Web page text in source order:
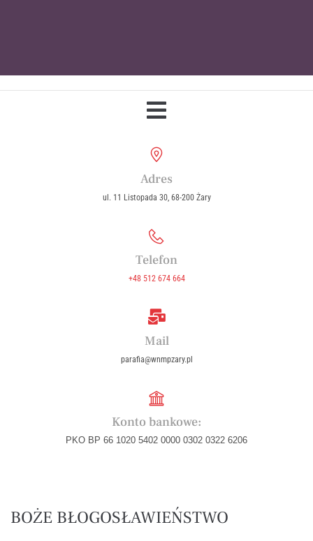
Adres
ul. 11 Listopada 30, 68-200 Żary
Telefon
+48 512 674 664
Mail
parafia@wnmpzary.pl
Konto bankowe:
PKO BP 66 1020 5402 0000 0302 0322 6206
BOŻE BŁOGOSŁAWIEŃSTWO